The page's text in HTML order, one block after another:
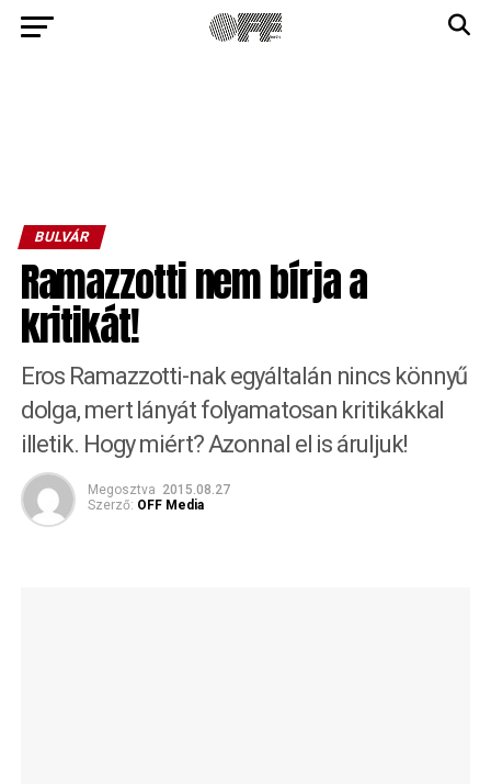
BULVÁR
Ramazzotti nem bírja a
kritikát!
Eros Ramazzotti-nak egyáltalán nincs könnyű
dolga, mert lányát folyamatosan kritikákkal
illetik. Hogy miért? Azonnal el is áruljuk!
Megosztva 2015.08.27
Szerző: OFF Media